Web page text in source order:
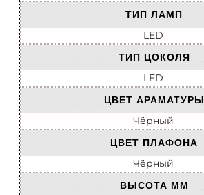
ТИП ЛАМП
LED
ТИП ЦОКОЛЯ
LED
ЦВЕТ АРАМАТУРЫ
Чёрный
ЦВЕТ ПЛАФОНА
Чёрный
ВЫСОТА ММ